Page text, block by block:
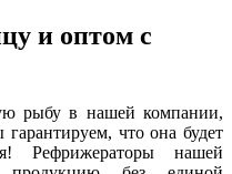
и оптом с
рыбу в нашей компании,
что она будет
Рефрижераторы нашей